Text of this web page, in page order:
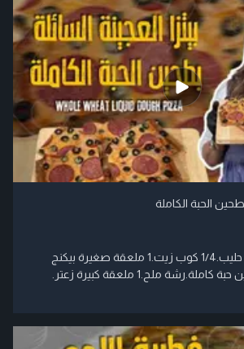
الحبة الكاملة
​المكونات: ​1 1/2 كوب حليب.​1/4 كوب زيت.​1 ملعقة صغيرة بيكنج
باودر.​1 1/2 كوب طحين حبة كاملة.​رشة ملح.​1 ملعقة كبيرة زعتر.​